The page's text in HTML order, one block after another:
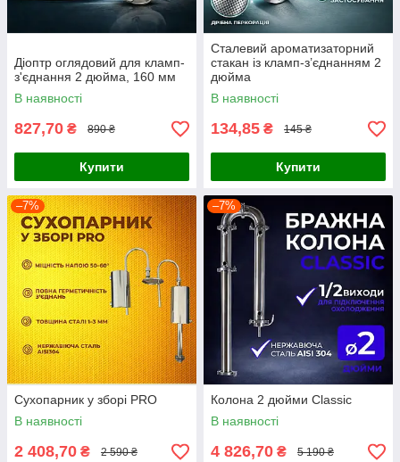
Діоптр оглядовий для кламп-
з'єднання 2 дюйма, 160 мм
В наявності
827,70 ₴ 890 ₴
Купити
Сталевий ароматизаторний
стакан із кламп-з’єднанням 2
дюйма
В наявності
134,85 ₴ 145 ₴
Купити
–7%
Сухопарник у зборі PRO
В наявності
2 408,70 ₴ 2 590 ₴
–7%
Колона 2 дюйми Classic
В наявності
4 826,70 ₴ 5 190 ₴